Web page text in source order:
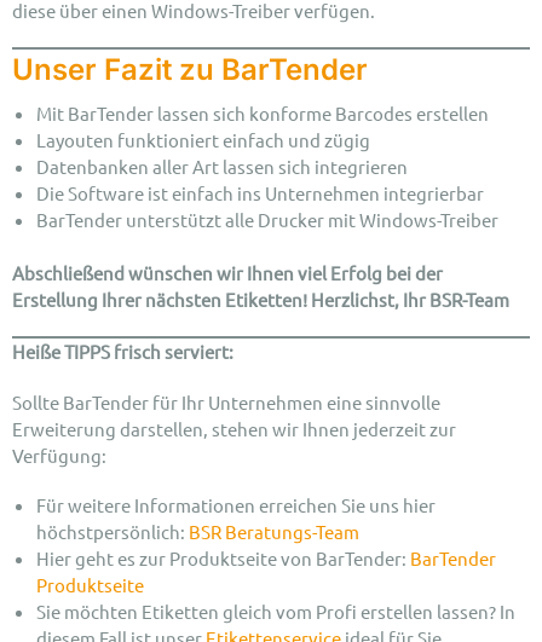
diese über einen Windows-Treiber verfügen.
Unser Fazit zu BarTender
Mit BarTender lassen sich konforme Barcodes erstellen
Layouten funktioniert einfach und zügig
Datenbanken aller Art lassen sich integrieren
Die Software ist einfach ins Unternehmen integrierbar
BarTender unterstützt alle Drucker mit Windows-Treiber
Abschließend wünschen wir Ihnen viel Erfolg bei der
Erstellung Ihrer nächsten Etiketten! Herzlichst, Ihr BSR-Team
Heiße TIPPS frisch serviert:
Sollte BarTender für Ihr Unternehmen eine sinnvolle
Erweiterung darstellen, stehen wir Ihnen jederzeit zur
Verfügung:
Für weitere Informationen erreichen Sie uns hier
höchstpersönlich: BSR Beratungs-Team
Hier geht es zur Produktseite von BarTender: BarTender
Produktseite
Sie möchten Etiketten gleich vom Profi erstellen lassen? In